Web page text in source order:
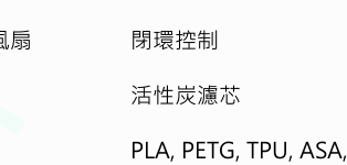
扇
閉環控制
活性炭濾芯
PLA, PETG, TPU, ASA,